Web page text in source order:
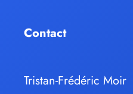
Contact
Tristan-Frédéric Moir